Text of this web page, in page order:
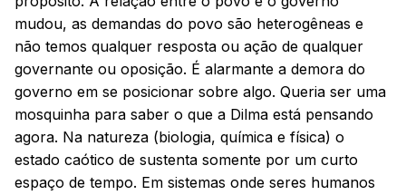
mudou, as demandas do povo são heterogêneas e
não temos qualquer resposta ou ação de qualquer
governante ou oposição. É alarmante a demora do
governo em se posicionar sobre algo. Queria ser uma
mosquinha para saber o que a Dilma está pensando
agora. Na natureza (biologia, química e física) o
estado caótico de sustenta somente por um curto
espaço de tempo. Em sistemas onde seres humanos